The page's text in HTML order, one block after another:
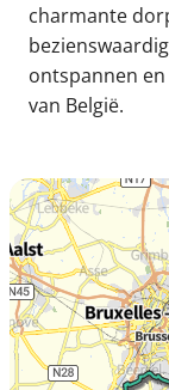
charmante
ontspannen
van België.